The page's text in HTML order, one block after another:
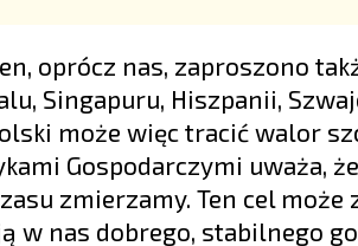
oprócz nas, zaproszono
Singapuru, Hiszpanii,
może więc tracić walor
Gospodarczymi uważa,
zmierzamy. Ten cel
w nas dobrego, stabilnego